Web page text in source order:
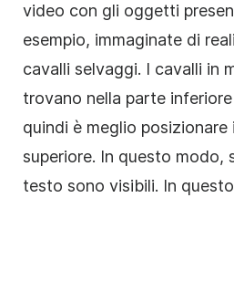
video con gli oggetti
esempio, immaginate di
cavalli selvaggi. I cavalli in
trovano nella parte
quindi è meglio
superiore. In questo modo,
testo sono visibili. In